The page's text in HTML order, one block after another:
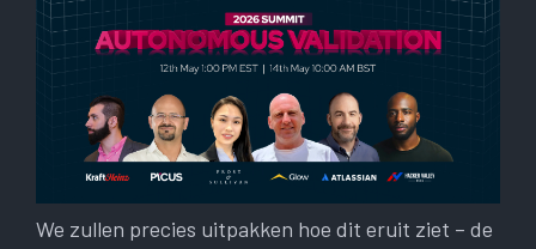
We zullen precies uitpakken hoe dit eruit ziet – de